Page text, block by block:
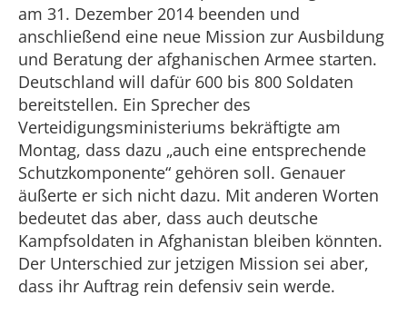
am 31. Dezember 2014 beenden und
anschließend eine neue Mission zur Ausbildung
und Beratung der afghanischen Armee starten.
Deutschland will dafür 600 bis 800 Soldaten
bereitstellen. Ein Sprecher des
Verteidigungsministeriums bekräftigte am
Montag, dass dazu „auch eine entsprechende
Schutzkomponente“ gehören soll. Genauer
äußerte er sich nicht dazu. Mit anderen Worten
bedeutet das aber, dass auch deutsche
Kampfsoldaten in Afghanistan bleiben könnten.
Der Unterschied zur jetzigen Mission sei aber,
dass ihr Auftrag rein defensiv sein werde.